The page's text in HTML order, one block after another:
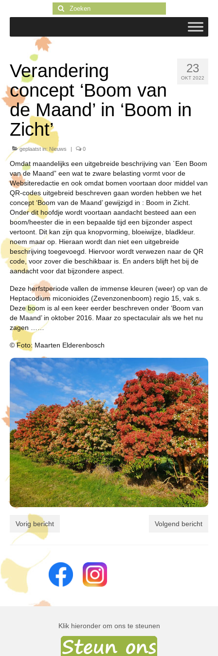
Zoeken
naar:
23
OKT 2022
Verandering
concept ‘Boom van
de Maand’ in ‘Boom in
Zicht’
geplaatst in: Nieuws | 0
Omdat maandelijks een uitgebreide beschrijving van `Een Boom
van de Maand” een wat te zware belasting vormt voor de
Websiteredactie en ook omdat bomen voortaan door middel van
QR-codes uitgebreid beschreven gaan worden hebben we het
concept ‘Boom van de Maand’ gewijzigd in : Boom in Zicht.
Onder dit hoofdje wordt voortaan aandacht besteed aan een
boom/heester die in een bepaalde tijd een bijzonder aspect
vertoont. Dit kan zijn qua knopvorming, bloeiwijze, bladkleur.
noem maar op. Hieraan wordt dan niet een uitgebreide
beschrijving toegevoegd. Hiervoor wordt verwezen naar de QR
code, voor zover die beschikbaar is. En anders blijft het bij de
aandacht voor dat bijzondere aspect.
Deze herfstperiode vallen de immense kleuren (weer) op van de
Heptacodium miconioides (Zevenzonenboom) regio 15, vak s.
Deze boom is al een keer eerder beschreven onder ‘Boom van
de Maand’ in oktober 2016. Maar zo spectaculair als we het nu
zagen ……
© Foto: Maarten Elderenbosch
Vorig bericht Volgend bericht
Klik hieronder om ons te steunen